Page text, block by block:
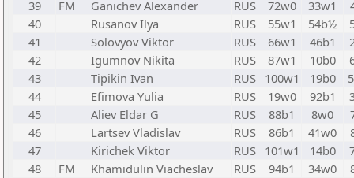
39
FM Ganichev Alexander RUS 72w0 33w1
40
Rusanov Ilya RUS 55w1 54b½
41
Solovyov Viktor RUS 66w1 46b1
42
Igumnov Nikita RUS 87w1 10b0
43
Tipikin Ivan RUS 100w1 19b0
44
Efimova Yulia RUS 19w0 92b1
45
Aliev Eldar G RUS 88b1 8w0
46
Lartsev Vladislav RUS 86b1 41w0
47
Kirichek Viktor RUS 101w1 14b0
48
FM Khamidulin Viacheslav RUS 94b1 34w0